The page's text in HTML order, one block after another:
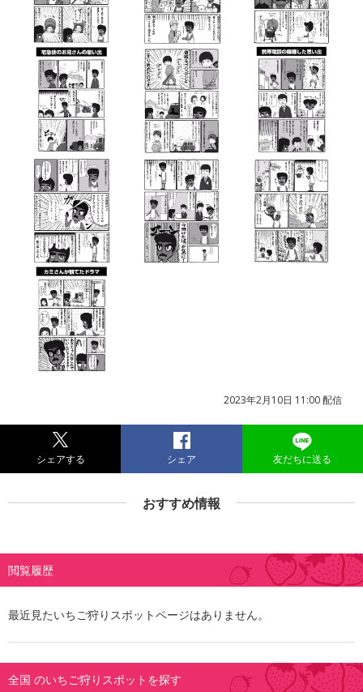
2023年2月10日 11:00 配信
シェアする シェア 友だちに送る
おすすめ情報
閲覧履歴
最近見たいちご狩りスポットページはありません。
全国 のいちご狩りスポットを探す